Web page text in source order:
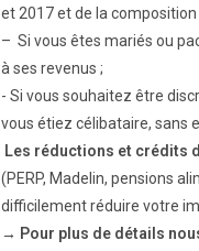
et 2017 et de la
– Si vous êtes mariés ou
à ses revenus ;
- Si vous souhaitez être
vous étiez célibataire, sans
Les réductions et crédits
(PERP, Madelin, pensions
difficilement réduire votre
→ Pour plus de détails